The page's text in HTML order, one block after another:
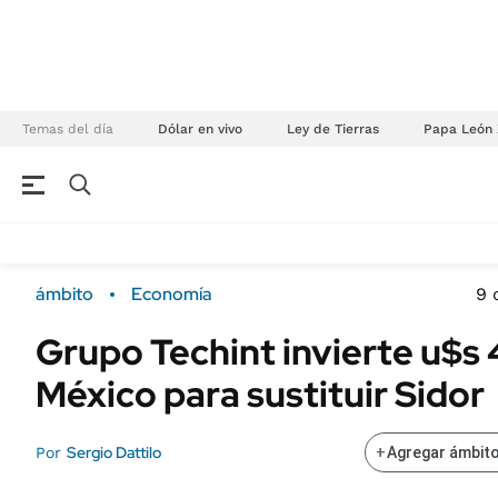
Temas del día Dólar en vivo Ley de Tierras Papa León
Campo
FINANZAS
Mercados
Sustentabilidad
Seguros
POLÍTICA
ámbito Economía 9
Grupo Techint invierte u$s
México para sustituir Sidor
Por Sergio Dattilo +Agregar